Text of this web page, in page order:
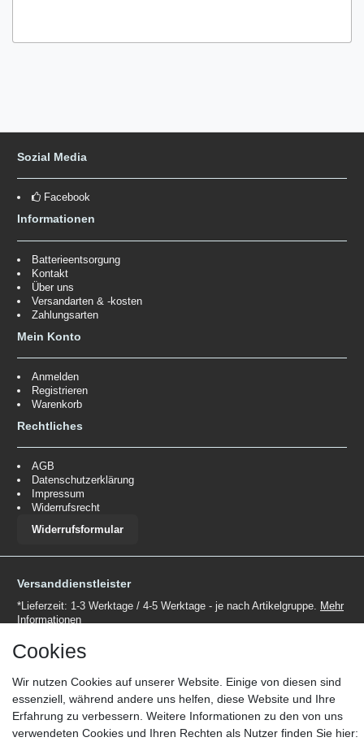
Sozial Media
Facebook
Informationen
Batterieentsorgung
Kontakt
Über uns
Versandarten & -kosten
Zahlungsarten
Mein Konto
Anmelden
Registrieren
Warenkorb
Rechtliches
AGB
Datenschutzerklärung
Impressum
Widerrufsrecht
Widerrufsformular
Versanddienstleister
*Lieferzeit: 1-3 Werktage / 4-5 Werktage - je nach Artikelgruppe. Mehr
Informationen
Zahlungsmöglichkeiten
Cookies
Wir nutzen Cookies auf unserer Website. Einige von diesen sind
essenziell, während andere uns helfen, diese Website und Ihre
Erfahrung zu verbessern. Weitere Informationen zu den von uns
verwendeten Cookies und Ihren Rechten als Nutzer finden Sie hier: